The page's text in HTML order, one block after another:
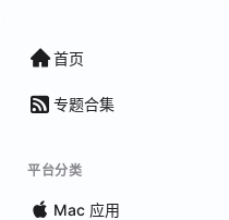
首页
专题合集
平台分类
Mac 应用